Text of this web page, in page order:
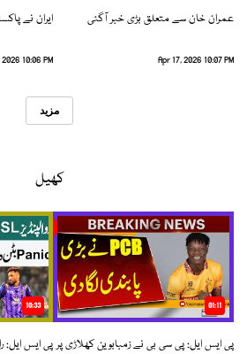
عمران خان سے متعلق بڑی خبر آگئی
Apr 17, 2026 10:07 PM
ایران نے
2026 10:06 PM
مزید
کھیل
01:11
پی ایس ایل: پی سی بی نے زمبابوین کھلاڑی پر
10:33
پی ایس ایل: